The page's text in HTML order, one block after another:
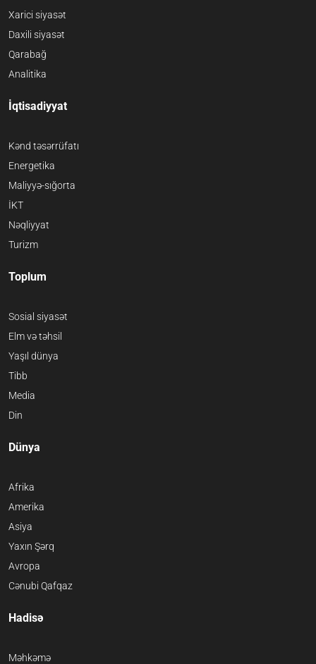
Xarici siyasət
Daxili siyasət
Qarabağ
Analitika
İqtisadiyyat
Kənd təsərrüfatı
Energetika
Maliyyə-sığorta
İKT
Nəqliyyat
Turizm
Toplum
Sosial siyasət
Elm və təhsil
Yaşıl dünya
Tibb
Media
Din
Dünya
Afrika
Amerika
Asiya
Yaxın Şərq
Avropa
Cənubi Qafqaz
Hadisə
Məhkəmə